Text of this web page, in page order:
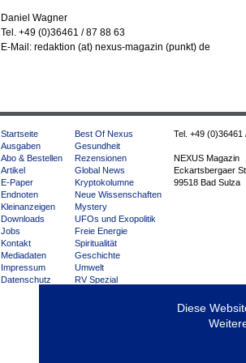
Daniel Wagner
Tel. +49 (0)36461 / 87 88 63
E-Mail: redaktion (at) nexus-magazin (punkt) de
Startseite
Ausgaben
Abo & Bestellen
Artikel
E-Paper
Endnoten
Kleinanzeigen
Downloads
Jobs
Kontakt
Mediadaten
Impressum
Datenschutz
Best Of Nexus
Gesundheit
Rezensionen
Global News
Kryptokolumne
Neue Wissenschaften
Mystery
UFOs und Exopolitik
Freie Energie
Spiritualität
Geschichte
Umwelt
RV Spezial
Tel. +49 (0)36461
NEXUS Magazin
Eckartsbergaer
99518 Bad Sulza
Diese